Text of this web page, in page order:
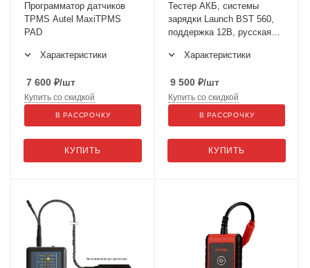
Программатор датчиков
TPMS Autel MaxiTPMS
PAD
Характеристики
7 600 ₽/шт
КУПИТЬ
Купить со скидкой
В РАССРОЧКУ
Тестер АКБ, системы
зарядки Launch BST 560,
поддержка 12В, русская
Характеристики
9 500 ₽/шт
КУПИТЬ
Купить со скидкой
В РАССРОЧКУ